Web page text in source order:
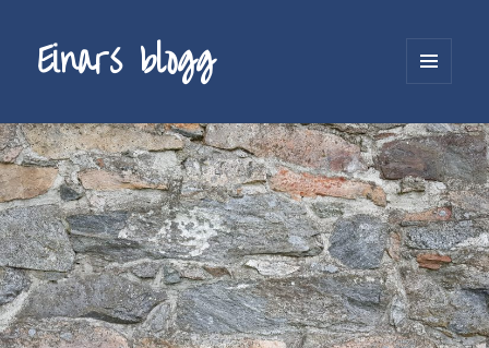
Einars blogg
WIDGETER